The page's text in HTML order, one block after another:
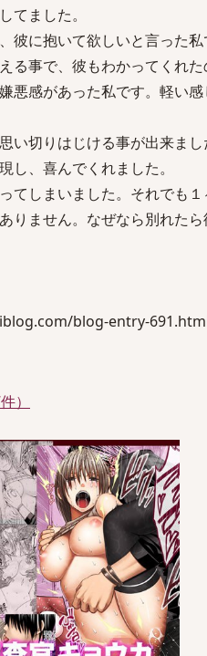
てました。
彼に抱いて欲しいと言った私
る事で、彼もわかってくれた
悪感があった私です。軽い
い切りはじける事が出来ま
し、喜んでくれました。
てしまいました。それでも
りません。なぜなら別れた
blog-entry-
）